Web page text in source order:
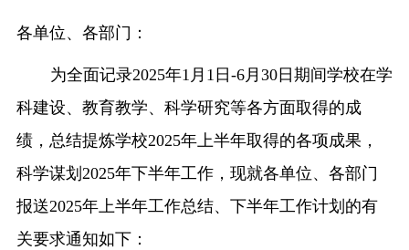
师资力量
学术科研
中外交流
招生就业
校园文化
融合门户 校外访问（VPN）
各单位、各部门：
为全面记录2025年1 月 1 日 -6月 30日期间学校在学
科建设、教育教学、科学研究等各方面取得的成
绩，总结提炼学校2025年上半年取得的各项成果，
科学谋划 2025年下半年工作，现就各单位、各部门
报送2025年上半年工作总结、下半年工作计划的有
关要求通知如下：